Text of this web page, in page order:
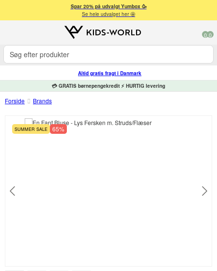
Spar 20% på udvalgt Yumbox 🥳
Se hele udvalget her 🤩
0 0
Altid gratis fragt i Danmark
💳 GRATIS børnepengekredit ⚡ HURTIG levering
Forside Brands
SUMMER SALE 65%